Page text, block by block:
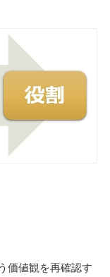
価値観を再確認す